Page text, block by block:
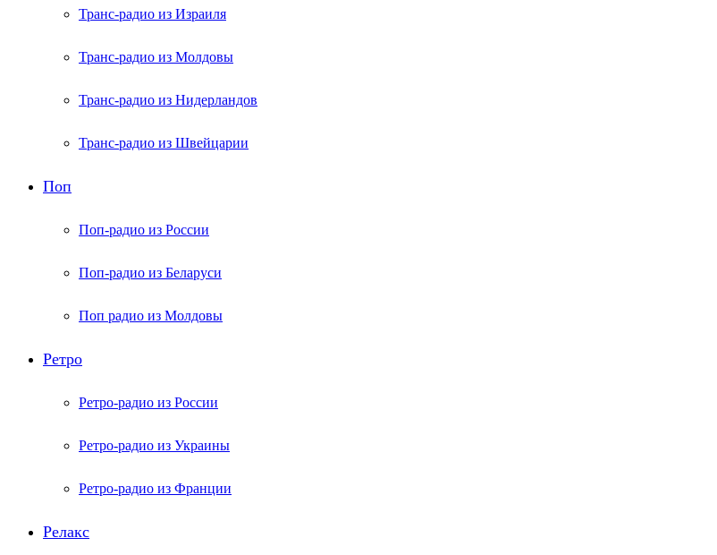
Транс-радио из Израиля
Транс-радио из Молдовы
Транс-радио из Нидерландов
Транс-радио из Швейцарии
Поп
Поп-радио из России
Поп-радио из Беларуси
Поп радио из Молдовы
Ретро
Ретро-радио из России
Ретро-радио из Украины
Ретро-радио из Франции
Релакс